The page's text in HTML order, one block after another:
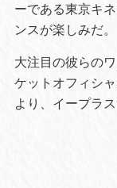
ーである東京キ
ンスが楽しみだ。
大注目の彼らの
ケットオフィシ
より、イープラ